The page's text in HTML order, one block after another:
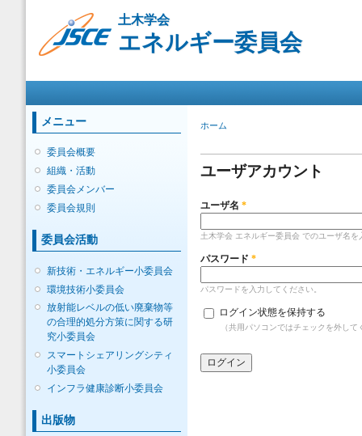
土木学会
エネルギー委員会
メニュー
委員会概要
組織・活動
委員会メンバー
委員会規則
委員会活動
新技術・エネルギー小委員会
環境技術小委員会
放射能レベルの低い廃棄物等
の合理的処分方策に関する研
究小委員会
スマートシェアリングシティ
小委員会
インフラ健康診断小委員会
出版物
現在地
ホーム
ユーザアカウント
ユーザ名 *
土木学会 エネルギー委員会 でのユーザ名を
パスワード *
パスワードを入力してください。
ログイン状態を保持する
（共用パソコンではチェックを外して